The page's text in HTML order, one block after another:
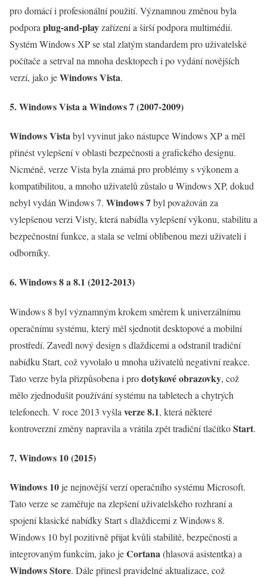
pro domácí i profesionální použití. Významnou změnou byla
podpora plug-and-playzařízení a širší podpora multimédií.
Systém Windows XP se stal zlatým standardem pro uživatelské
počítače a setrval na mnoha desktopech i po vydání novějších
verzí, jako jeWindows Vista.
5. Windows Vista a Windows 7 (2007-2009)
Windows Vistabyl vyvinut jako nástupce Windows XP a měl
přinést vylepšení v oblasti bezpečnosti a grafického designu.
Nicméně, verze Vista byla známá pro problémy s výkonem a
kompatibilitou, a mnoho uživatelů zůstalo u Windows XP, dokud
nebyl vydán Windows 7. Windows 7byl považován za
vylepšenou verzi Visty, která nabídla vylepšení výkonu, stabilitu a
bezpečnostní funkce, a stala se velmi oblíbenou mezi uživateli i
odborníky.
6. Windows 8 a 8.1 (2012-2013)
Windows 8 byl významným krokem směrem k univerzálnímu
operačnímu systému, který měl sjednotit desktopové a mobilní
prostředí. Zavedl nový design s dlaždicemi a odstranil tradiční
nabídku Start, což vyvolalo u mnoha uživatelů negativní reakce.
Tato verze byla přizpůsobena i prodotykové obrazovky, což
mělo zjednodušit používání systému na tabletech a chytrých
telefonech. V roce 2013 vyšla verze 8.1, která některé
kontroverzní změny napravila a vrátila zpět tradiční tlačítkoStart.
7. Windows 10 (2015)
Windows 10je nejnovější verzí operačního systému Microsoft.
Tato verze se zaměřuje na zlepšení uživatelského rozhraní a
spojení klasické nabídky Start s dlaždicemi z Windows 8.
Windows 10 byl pozitivně přijat kvůli stabilitě, bezpečnosti a
integrovaným funkcím, jako jeCortana(hlasová asistentka) a
Windows Store. Dále přinesl pravidelné aktualizace, což